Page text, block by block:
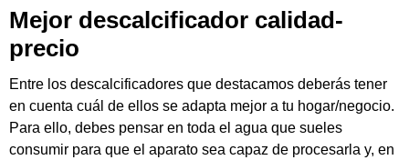
Mejor descalcificador calidad-
precio
Entre los descalcificadores que destacamos deberás tener
en cuenta cuál de ellos se adapta mejor a tu hogar/negocio.
Para ello, debes pensar en toda el agua que sueles
consumir para que el aparato sea capaz de procesarla y, en